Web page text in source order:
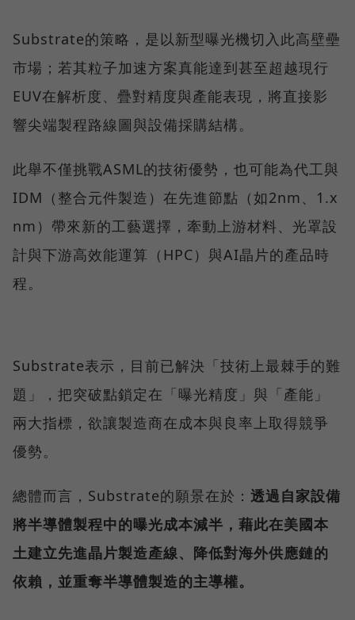
Substrate的策略，是以新型曝光機切入此高壁壘
市場；若其粒子加速方案真能達到甚至超越現行
EUV在解析度、疊對精度與產能表現，將直接影
響尖端製程路線圖與設備採購結構。
此舉不僅挑戰ASML的技術優勢，也可能為代工與
IDM（整合元件製造）在先進節點（如2nm、1.x
nm）帶來新的工藝選擇，牽動上游材料、光罩設
計與下游高效能運算（HPC）與AI晶片的產品時
程。
Substrate表示，目前已解決「技術上最棘手的難
題」，把突破點鎖定在「曝光精度」與「產能」
兩大指標，欲讓製造商在成本與良率上取得競爭
優勢。
總體而言，Substrate的願景在於： 透過自家設備
將半導體製程中的曝光成本減半，藉此在美國本
土建立先進晶片製造產線、降低對海外供應鏈的
依賴，並重奪半導體製造的主導權。